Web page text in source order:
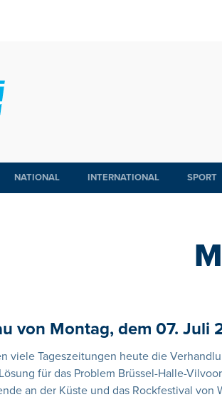
NATIONAL INTERNATIONAL SPORT
von Montag, dem 07. Juli
viele Tageszeitungen heute die
für das Problem Brüssel-Halle-
an der Küste und das Rockfestival von